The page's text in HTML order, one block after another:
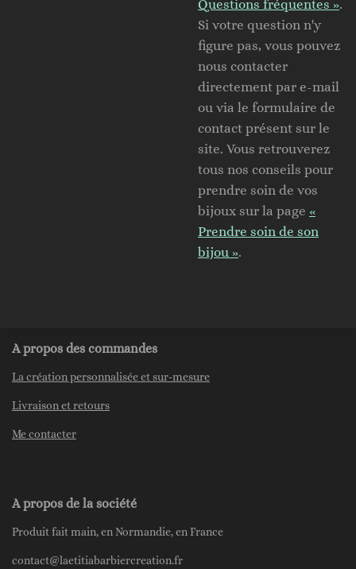
Questions fréquentes ».
Si votre question n'y
figure pas, vous pouvez
nous contacter
directement par e-mail
ou via le formulaire de
contact présent sur le
site. Vous retrouverez
tous nos conseils pour
prendre soin de vos
bijoux sur la page «
Prendre soin de son
bijou ».
A propos des commandes
La création personnalisée et sur-mesure
Livraison et retours
Me contacter
A propos de la société
Produit fait main, en Normandie, en France
contact@laetitiabarbiercreation.fr